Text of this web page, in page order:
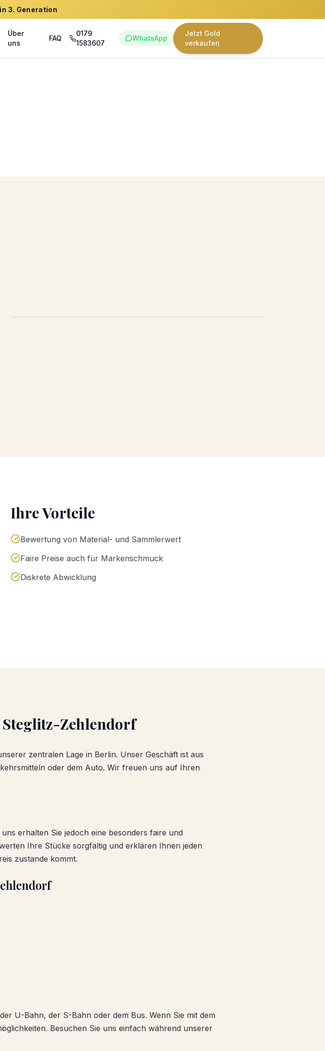
3. Generation
Über
uns
FAQ
0179
1583607
WhatsApp
Jetzt Gold
verkaufen
Ihre Vorteile
Bewertung von Material- und Sammlerwert
Faire Preise auch für Markenschmuck
Diskrete Abwicklung
Steglitz-Zehlendorf
zentralen Lage in Berlin. Unser Geschäft ist aus
oder dem Auto. Wir freuen uns auf Ihren
uns erhalten Sie jedoch eine besonders faire und
Ihre Stücke sorgfältig und erklären Ihnen jeden
zustande kommt.
U-Bahn, der S-Bahn oder dem Bus. Wenn Sie mit dem
Besuchen Sie uns einfach während unserer